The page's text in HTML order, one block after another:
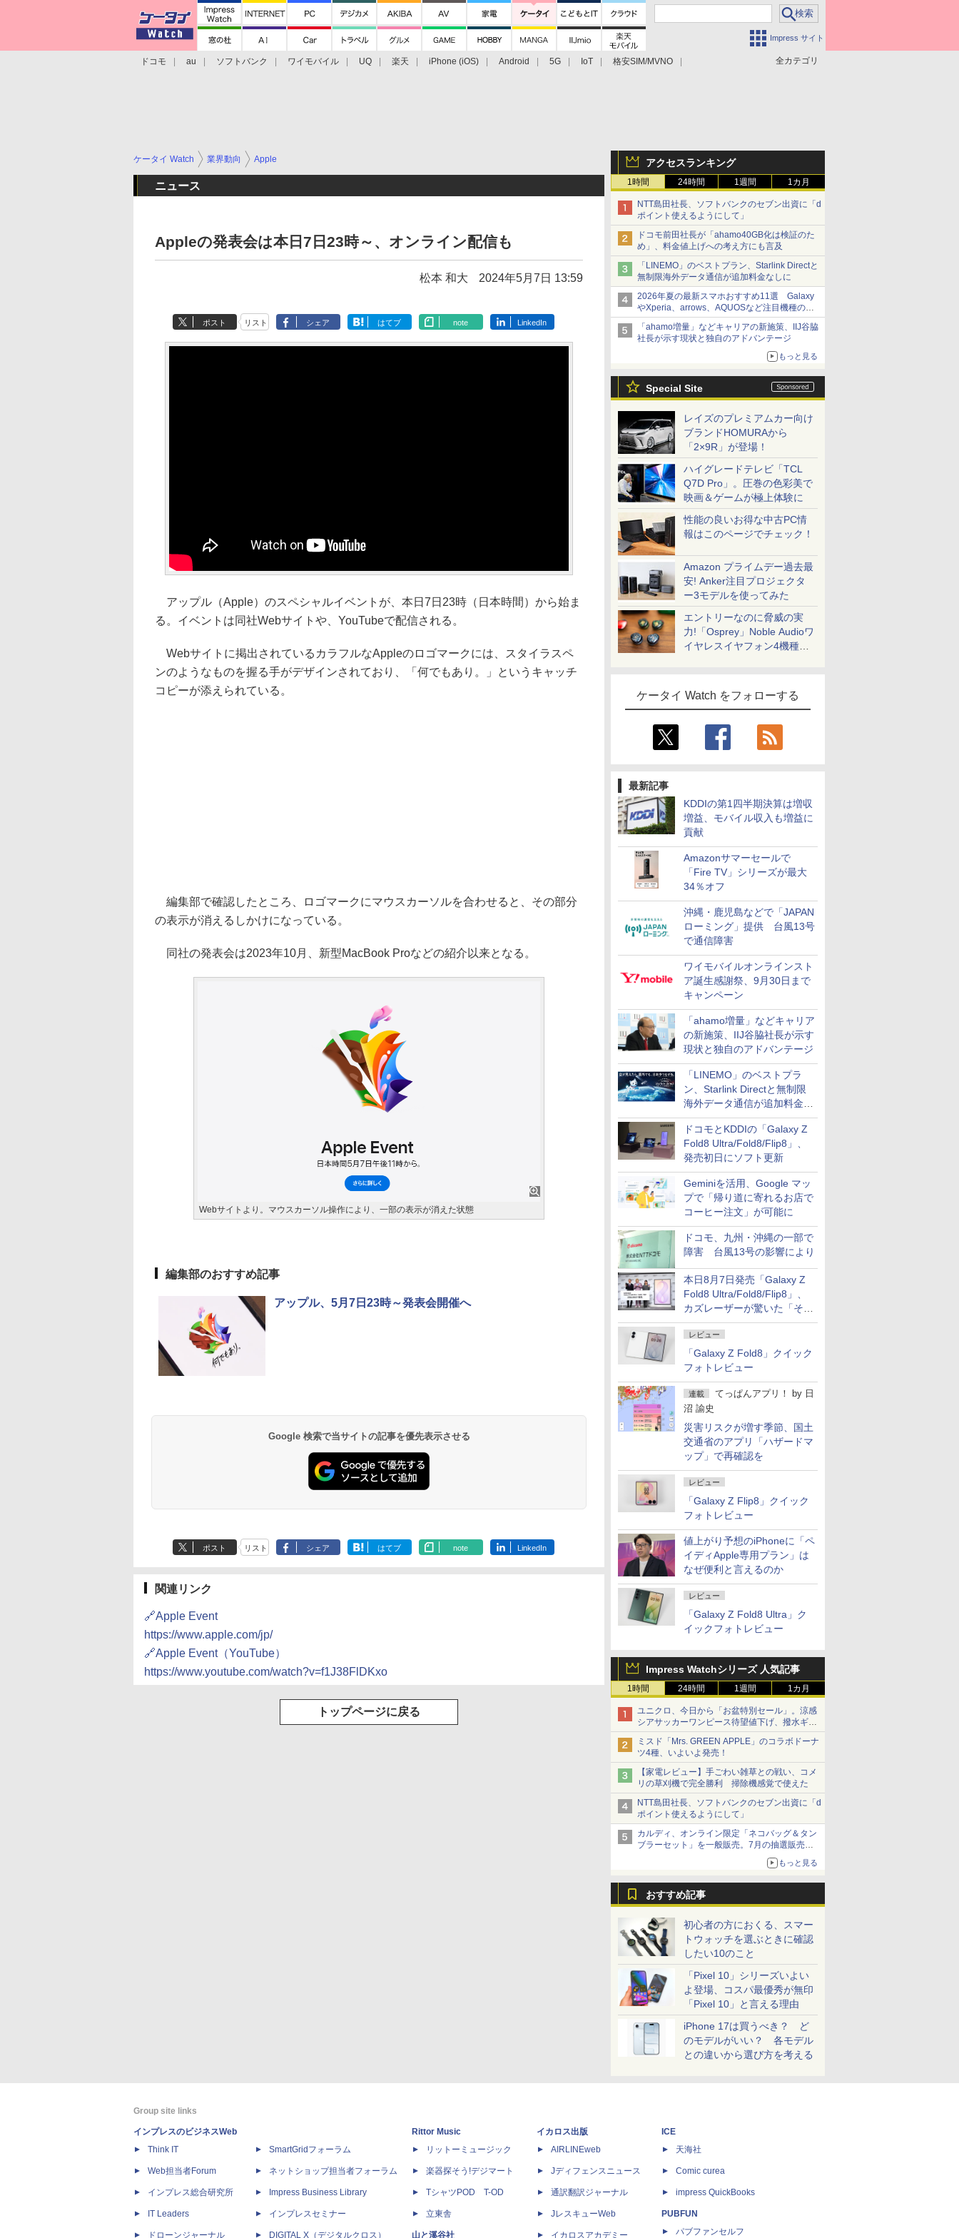
Impress サイト
全カテゴリ
ドコモ au ソフトバンク ワイモバイル UQ 楽天 iPhone (iOS) Android 5G IoT
格安SIM/MVNO
アクセスランキング
1時間 24時間 1週間 1カ月
NTT島田社長、ソフトバンクのセブン出資に「d
ポイント使えるようにして」
ドコモ前田社長が「ahamo40GB化は検証のた
め」、料金値上げへの考え方にも言及
「LINEMO」のベストプラン、Starlink Directと
無制限海外データ通信が追加料金なしに
2026年夏の最新スマホおすすめ11選 Galaxy
やXperia、arrows、AQUOSなど注目機種の特
徴は
「ahamo増量」などキャリアの新施策、IIJ谷脇
社長が示す現状と独自のアドバンテージ
もっと見る
Special Site
レイズのプレミアムカー向け
ブランドHOMURAから
「2×9R」が登場！
ハイグレードテレビ「TCL
Q7D Pro」。圧巻の色彩美で
映画＆ゲームが極上体験に
性能の良いお得な中古PC情
報はこのページでチェック！
Amazon プライムデー過去最
安! Anker注目プロジェクタ
ー3モデルを使ってみた
エントリーなのに脅威の実
力!「Osprey」Noble Audioワ
イヤレスイヤフォン4機種を
ケータイ Watch をフォローする
最新記事
KDDIの第1四半期決算は増収
増益、モバイル収入も増益に
貢献
Amazonサマーセールで
「Fire TV」シリーズが最大
34％オフ
沖縄・鹿児島などで「JAPAN
ローミング」提供 台風13号
で通信障害
ワイモバイルオンラインスト
ア誕生感謝祭、9月30日まで
キャンペーン
「ahamo増量」などキャリア
の新施策、IIJ谷脇社長が示す
現状と独自のアドバンテージ
「LINEMO」のベストプラ
ン、Starlink Directと無制限
海外データ通信が追加料金な
しに
ドコモとKDDIの「Galaxy Z
Fold8 Ultra/Fold8/Flip8」、
発売初日にソフト更新
Geminiを活用、Google マッ
プで「帰り道に寄れるお店で
コーヒー注文」が可能に
ドコモ、九州・沖縄の一部で
障害 台風13号の影響により
本日8月7日発売「Galaxy Z
Fold8 Ultra/Fold8/Flip8」、
カズレーザーが驚いた「そば
屋のメニュー並みの薄さ」
レビュー
「Galaxy Z Fold8」クイック
フォトレビュー
連載 てっぱんアプリ！ by 日
沼 諭史
災害リスクが増す季節、国土
交通省のアプリ「ハザードマ
ップ」で再確認を
レビュー
「Galaxy Z Flip8」クイック
フォトレビュー
値上がり予想のiPhoneに「ペ
イディApple専用プラン」は
なぜ便利と言えるのか
レビュー
「Galaxy Z Fold8 Ultra」ク
イックフォトレビュー
Impress Watchシリーズ 人気記事
1時間 24時間 1週間 1カ月
ユニクロ、今日から「お盆特別セール」。涼感
シアサッカーワンピース待望値下げ、撥水ギア
ショーツは1990円に
ミスド「Mrs. GREEN APPLE」のコラボドーナ
ツ4種、いよいよ発売！
【家電レビュー】手ごわい雑草との戦い、コメ
リの草刈機で完全勝利 掃除機感覚で使えた
NTT島田社長、ソフトバンクのセブン出資に「d
ポイント使えるようにして」
カルディ、オンライン限定「ネコバッグ＆タン
ブラーセット」を一般販売。7月の抽選販売の
もっと見る
おすすめ記事
初心者の方におくる、スマー
トウォッチを選ぶときに確認
したい10のこと
「Pixel 10」シリーズいよい
よ登場、コスパ最優秀が無印
「Pixel 10」と言える理由
iPhone 17は買うべき？ ど
のモデルがいい？ 各モデル
との違いから選び方を考える
ケータイ Watch 業界動向 Apple
ニュース
Appleの発表会は本日7日23時～、オンライン配信も
松本 和大 2024年5月7日 13:59
ポスト リスト シェア はてブ note LinkedIn
アップル（Apple）のスペシャルイベントが、本日7日23時（日本時間）から始ま
る。イベントは同社Webサイトや、YouTubeで配信される。
Webサイトに掲出されているカラフルなAppleのロゴマークには、スタイラスペ
ンのようなものを握る手がデザインされており、「何でもあり。」というキャッチ
コピーが添えられている。
編集部で確認したところ、ロゴマークにマウスカーソルを合わせると、その部分
の表示が消えるしかけになっている。
同社の発表会は2023年10月、新型MacBook Proなどの紹介以来となる。
Webサイトより。マウスカーソル操作により、一部の表示が消えた状態
編集部のおすすめ記事
アップル、5月7日23時～発表会開催へ
Google 検索で当サイトの記事を優先表示させる
ポスト リスト シェア はてブ note LinkedIn
関連リンク
🔗Apple Event
https://www.apple.com/jp/
🔗Apple Event（YouTube）
https://www.youtube.com/watch?v=f1J38FlDKxo
トップページに戻る
Group site links
インプレスのビジネスWeb
Think IT
Web担当者Forum
インプレス総合研究所
IT Leaders
ドローンジャーナル
SmartGridフォーラム
ネットショップ担当者フォーラム
Impress Business Library
インプレスセミナー
DIGITAL X（デジタルクロス）
Rittor Music
リットーミュージック
楽器探そう!デジマート
TシャツPOD T-OD
立東舎
山と溪谷社
イカロス出版
AIRLINEweb
Jディフェンスニュース
通訳翻訳ジャーナル
JレスキューWeb
イカロスアカデミー
ICE
天海社
Comic curea
impress QuickBooks
PUBFUN
パブファンセルフ